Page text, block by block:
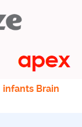
infants Brain